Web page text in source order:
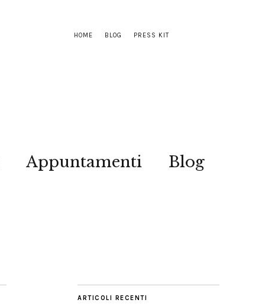
HOME BLOG PRESS KIT
Appuntamenti Blog
ARTICOLI RECENTI